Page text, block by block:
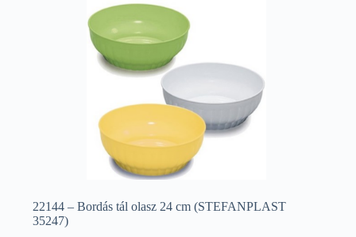
22144 – Bordás tál olasz 24 cm (STEFANPLAST
35247)